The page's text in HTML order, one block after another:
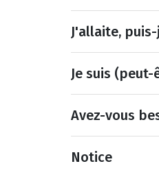
J'allaite,
Je suis
Avez-vous
Notice